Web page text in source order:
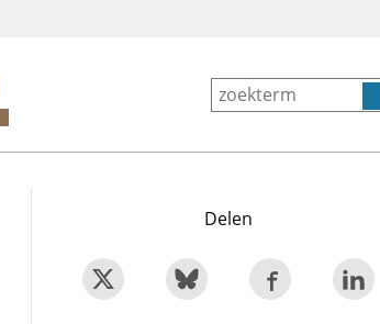
Delen